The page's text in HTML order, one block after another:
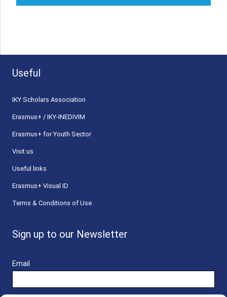
Useful
ΙΚΥ Scholars Association
Erasmus+ / IKY-INEDIVIM
Erasmus+ for Youth Sector
Visit us
Useful links
Erasmus+ Visual ID
Terms & Conditions of Use
Sign up to our Newsletter
Email